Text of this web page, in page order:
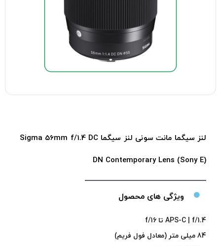
لنز سیگما مانت سونی لنز سیگما Sigma 56mm f/1.4 DC
DN Contemporary Lens (Sony E)
ویژگی های محصول
APS-C | f/1.4 تا f/16
84 میلی متر (معادل فول فریم)